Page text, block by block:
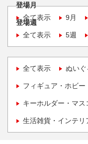
登場月
全て表示
9月
登場週
全て表示
5週
全て表示 ぬいぐ
フィギュア・ホビー
キーホルダー・マ
生活雑貨・インテリ